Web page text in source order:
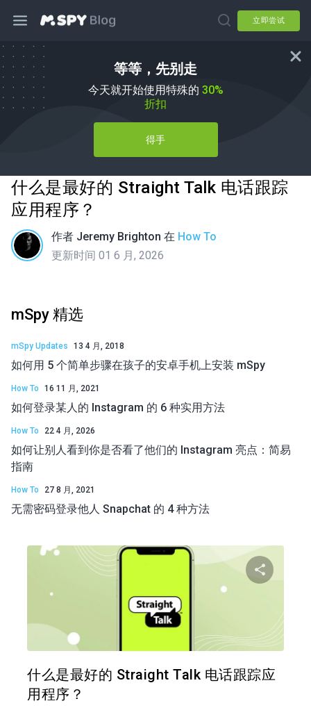
立即尝试
等等，先别走
今天就开始使用特殊的 30%
折扣
得手
什么是最好的 Straight Talk 电话跟踪
应用程序？
作者 Jeremy Brighton 在 How To
更新时间 01 6 月, 2026
mSpy 精选
mSpy Updates 13 4 月, 2018
如何用 5 个简单步骤在孩子的安卓手机上安装 mSpy
How To 16 11 月, 2021
如何登录某人的 Instagram 的 6 种实用方法
How To 22 4 月, 2026
如何让别人看到你是否看了他们的 Instagram 亮点：简易
指南
How To 27 8 月, 2021
无需密码登录他人 Snapchat 的 4 种方法
什么是最好的 Straight Talk 电话跟踪应
用程序？